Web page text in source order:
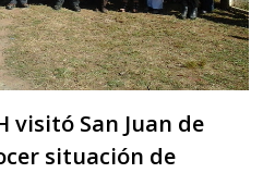
visitó San Juan de
situación de